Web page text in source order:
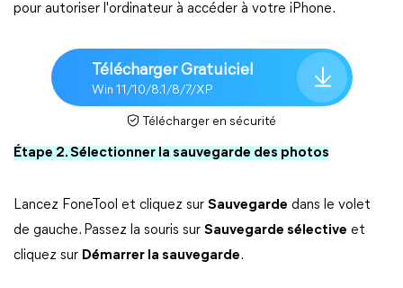
pour autoriser l'ordinateur à accéder à votre iPhone.
Télécharger Gratuiciel
Win 11/10/8.1/8/7/XP
Télécharger en sécurité
Étape 2. Sélectionner la sauvegarde des photos
Lancez FoneTool et cliquez sur Sauvegarde dans le volet
de gauche. Passez la souris sur Sauvegarde sélective et
cliquez sur Démarrer la sauvegarde.